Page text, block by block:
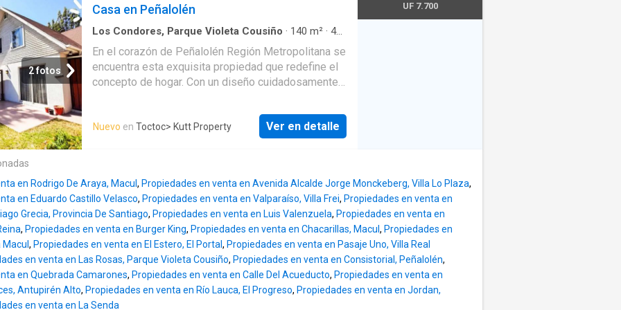
Comunes 130.000 PRIMER PISO • Hall de entrada •
Living comedor separados • Patio con terraza y
piscina • Cocina con comedor de diario • Loggia •
Pieza y baño de servicio • Baño para visitas
SEGUNDO PISO • Dormitorio principal en suite baño
con luz natural y Walk-in closet • Dos dormitorios •
sala de estar con aire acondicionado se puede
remodelar y construir dormitorio y baño •
2 fotos
Casa en Peñalolén
Los Condores, Parque Violeta Cousiño · 140 m² · 4
En el corazón de Peñalolén Región Metropolitana se
encuentra esta exquisita propiedad que redefine el
concepto de hogar. Con un diseño cuidadosamente
cuenta con cuatro espaciosos dormitorios y cuatro
baños ideales para dar cabida a una vida familiar
con 140 m² de construcción en un terreno de 270 m²
presenta oportunidades infinitas para desarrollar el
jardín de sus sueños o un rincón de relax privado. Su
ubicación estratégica en Peñalolén ofrece la
tranquilidad que busca sin renunciar a la
accesibilidad a servicios y centros urbanos. Con un
precio de UF 7 700 esta propiedad no solo es una
inversión en un inmueble de calidad sino en un estilo
Nuevo en Toctoc> Kutt Property Ver en detalle
UF 7.700
en Rodrigo De Araya, Macul , Propiedades en venta en Avenida Alcalde Jorge Monckeberg, Villa Lo Plaza,
en Eduardo Castillo Velasco, Propiedades en venta en Valparaíso, Villa Frei, Propiedades en venta en
Grecia, Provincia De Santiago, Propiedades en venta en Luis Valenzuela, Propiedades en venta en
, Propiedades en venta en Burger King, Propiedades en venta en Chacarillas, Macul , Propiedades en
, Propiedades en venta en El Estero, El Portal , Propiedades en venta en Pasaje Uno, Villa Real
en venta en Las Rosas, Parque Violeta Cousiño, Propiedades en venta en Consistorial, Peñalolén,
en Quebrada Camarones, Propiedades en venta en Calle Del Acueducto, Propiedades en venta en
Antupirén Alto, Propiedades en venta en Río Lauca, El Progreso, Propiedades en venta en Jordan,
en venta en La Senda